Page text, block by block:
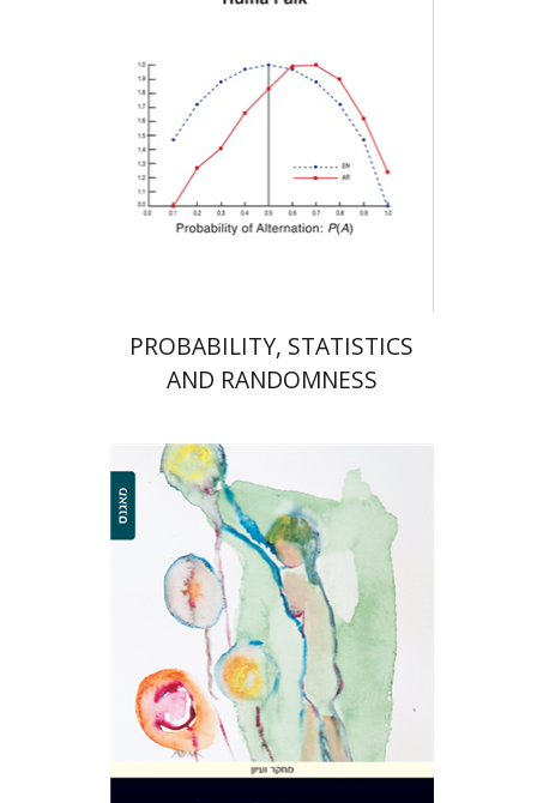
הנחת אתר ספר מודפס
$42
$38
PROBABILITY, STATISTICS
AND RANDOMNESS
פאדיה נאסר-אבו אלהיג'א